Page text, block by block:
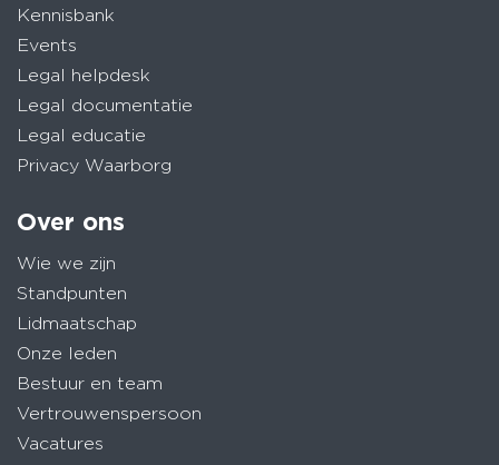
Kennisbank
Events
Legal helpdesk
Legal documentatie
Legal educatie
Privacy Waarborg
Over ons
Wie we zijn
Standpunten
Lidmaatschap
Onze leden
Bestuur en team
Vertrouwenspersoon
Vacatures